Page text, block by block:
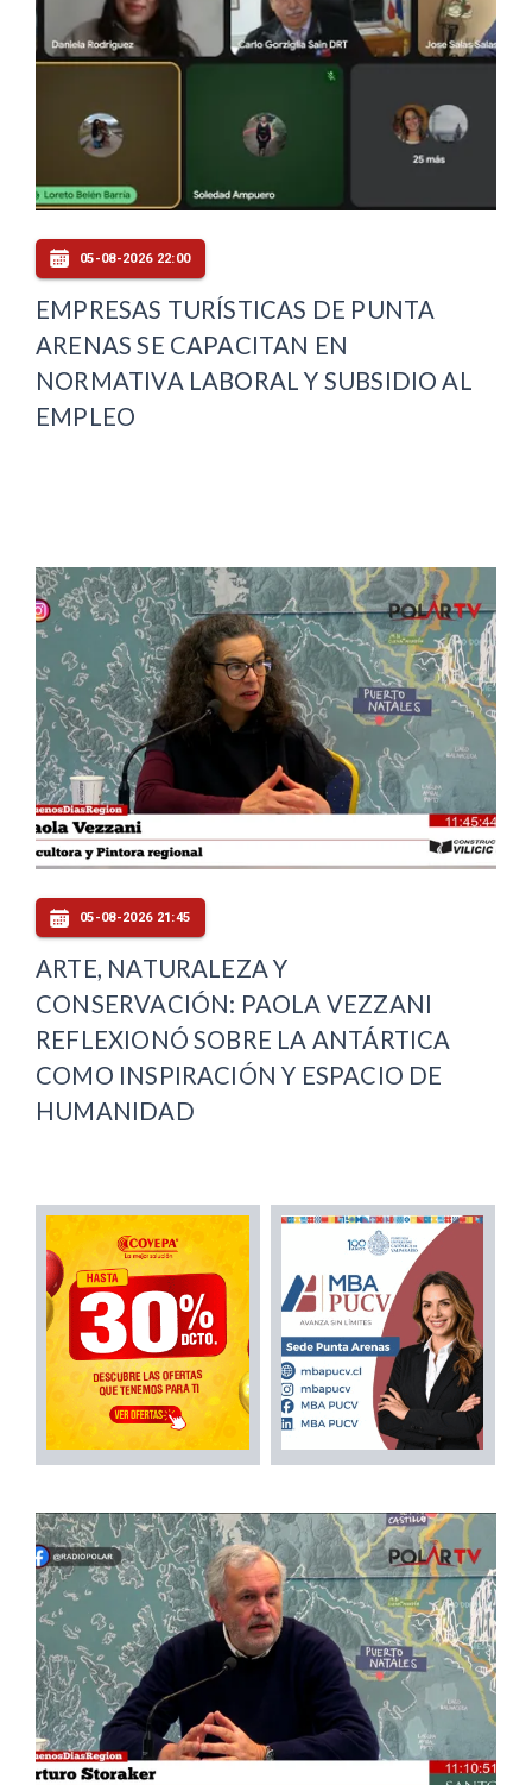
05-08-2026 22:00
EMPRESAS TURÍSTICAS DE PUNTA
ARENAS SE CAPACITAN EN
NORMATIVA LABORAL Y SUBSIDIO AL
EMPLEO
05-08-2026 21:45
ARTE, NATURALEZA Y
CONSERVACIÓN: PAOLA VEZZANI
REFLEXIONÓ SOBRE LA ANTÁRTICA
COMO INSPIRACIÓN Y ESPACIO DE
HUMANIDAD